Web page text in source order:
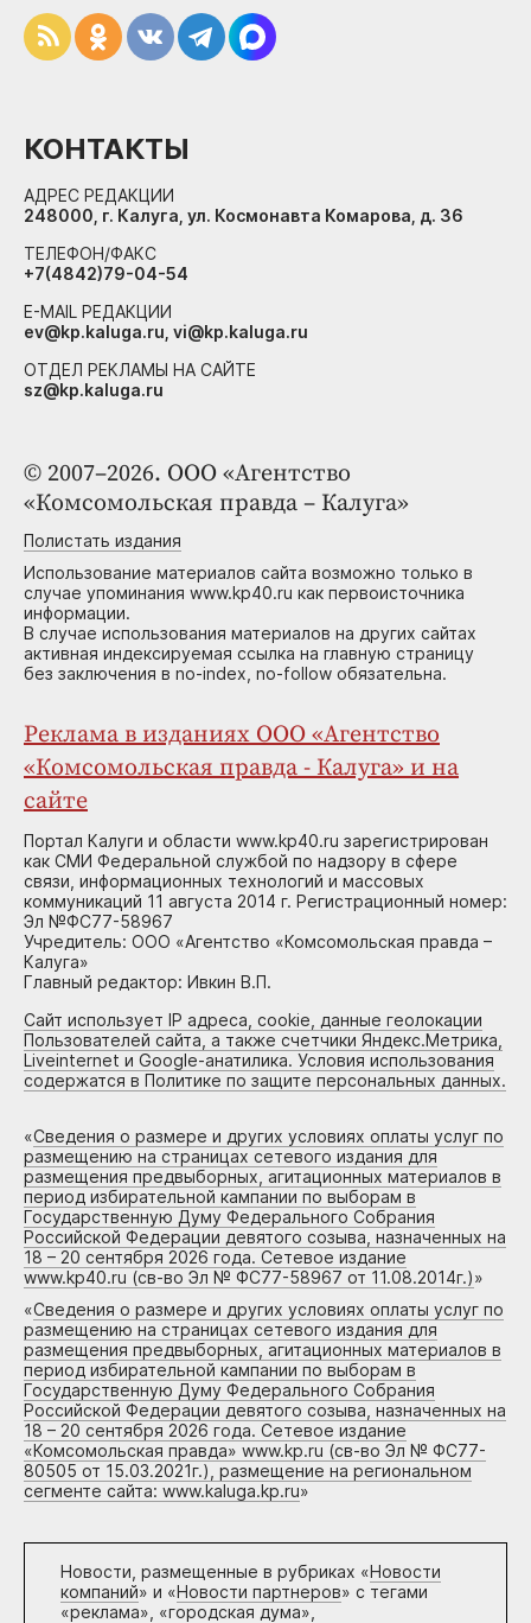
© 2007–2026. ООО «Агентство
«Комсомольская правда – Калуга»
Полистать издания
Использование материалов сайта возможно только в
случае упоминания www.kp40.ru как первоисточника
информации.
В случае использования материалов на других сайтах
активная индексируемая ссылка на главную страницу
без заключения в no-index, no-follow обязательна.
Реклама в изданиях ООО «Агентство
«Комсомольская правда - Калуга» и на
сайте
Портал Калуги и области www.kp40.ru зарегистрирован
как СМИ Федеральной службой по надзору в сфере
связи, информационных технологий и массовых
коммуникаций 11 августа 2014 г. Регистрационный номер:
Эл №ФС77-58967
Учредитель: ООО «Агентство «Комсомольская правда –
Калуга»
Главный редактор: Ивкин В.П.
Сайт использует IP адреса, cookie, данные геолокации
Пользователей сайта, а также счетчики Яндекс.Метрика,
Liveinternet и Google-анатилика. Условия использования
содержатся в Политике по защите персональных данных.
«Сведения о размере и других условиях оплаты услуг по
размещению на страницах сетевого издания для
размещения предвыборных, агитационных материалов в
период избирательной кампании по выборам в
Государственную Думу Федерального Собрания
Российской Федерации девятого созыва, назначенных на
18 – 20 сентября 2026 года. Сетевое издание
www.kp40.ru (св-во Эл № ФС77-58967 от 11.08.2014г.)»
«Сведения о размере и других условиях оплаты услуг по
размещению на страницах сетевого издания для
размещения предвыборных, агитационных материалов в
период избирательной кампании по выборам в
Государственную Думу Федерального Собрания
Российской Федерации девятого созыва, назначенных на
18 – 20 сентября 2026 года. Сетевое издание
«Комсомольская правда» www.kp.ru (св-во Эл № ФС77-
80505 от 15.03.2021г.), размещение на региональном
сегменте сайта: www.kaluga.kp.ru»
Новости, размещенные в рубриках «Новости
компаний» и «Новости партнеров» с тегами
«реклама», «городская дума»,
КОНТАКТЫ
АДРЕС РЕДАКЦИИ
248000, г. Калуга, ул. Космонавта Комарова, д. 36
ТЕЛЕФОН/ФАКС
+7(4842)79-04-54
E-MAIL РЕДАКЦИИ
ev@kp.kaluga.ru, vi@kp.kaluga.ru
ОТДЕЛ РЕКЛАМЫ НА САЙТЕ
sz@kp.kaluga.ru